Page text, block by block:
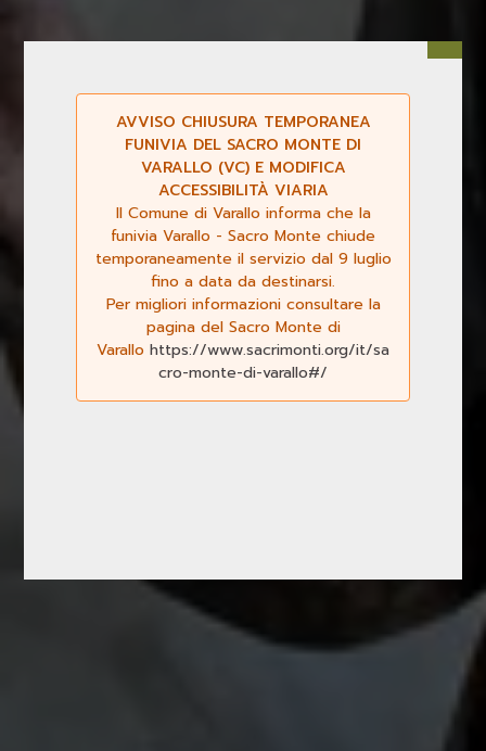
AVVISO CHIUSURA TEMPORANEA
FUNIVIA DEL SACRO MONTE DI
VARALLO (VC) E MODIFICA
ACCESSIBILITÀ VIARIA
Il Comune di Varallo informa che la
funivia Varallo - Sacro Monte chiude
temporaneamente il servizio dal 9 luglio
fino a data da destinarsi.
Per migliori informazioni consultare la
pagina del Sacro Monte di
Varallo https://www.sacrimonti.org/it/sa
cro-monte-di-varallo#/